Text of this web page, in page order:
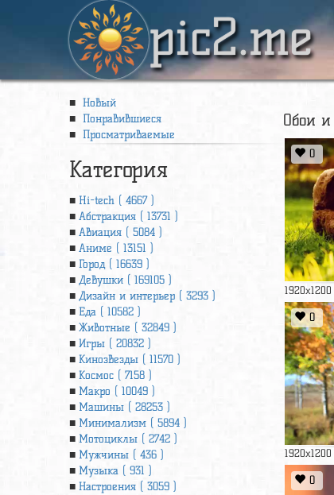
pic2.me
Новый
Понравившиеся
Просматриваемые
Категория
Hi-tech ( 4667 )
Абстракция ( 13731 )
Авиация ( 5084 )
Аниме ( 13151 )
Город ( 16639 )
Девушки ( 169105 )
Дизайн и интерьер ( 3293 )
Еда ( 10582 )
Животные ( 32849 )
Игры ( 20832 )
Кинозвезды ( 11570 )
Космос ( 7158 )
Макро ( 10049 )
Машины ( 28253 )
Минимализм ( 5894 )
Мотоциклы ( 2742 )
Мужчины ( 436 )
Музыка ( 931 )
Настроения ( 3059 )
Обои
0
1920x1200
0
1920x1200
0